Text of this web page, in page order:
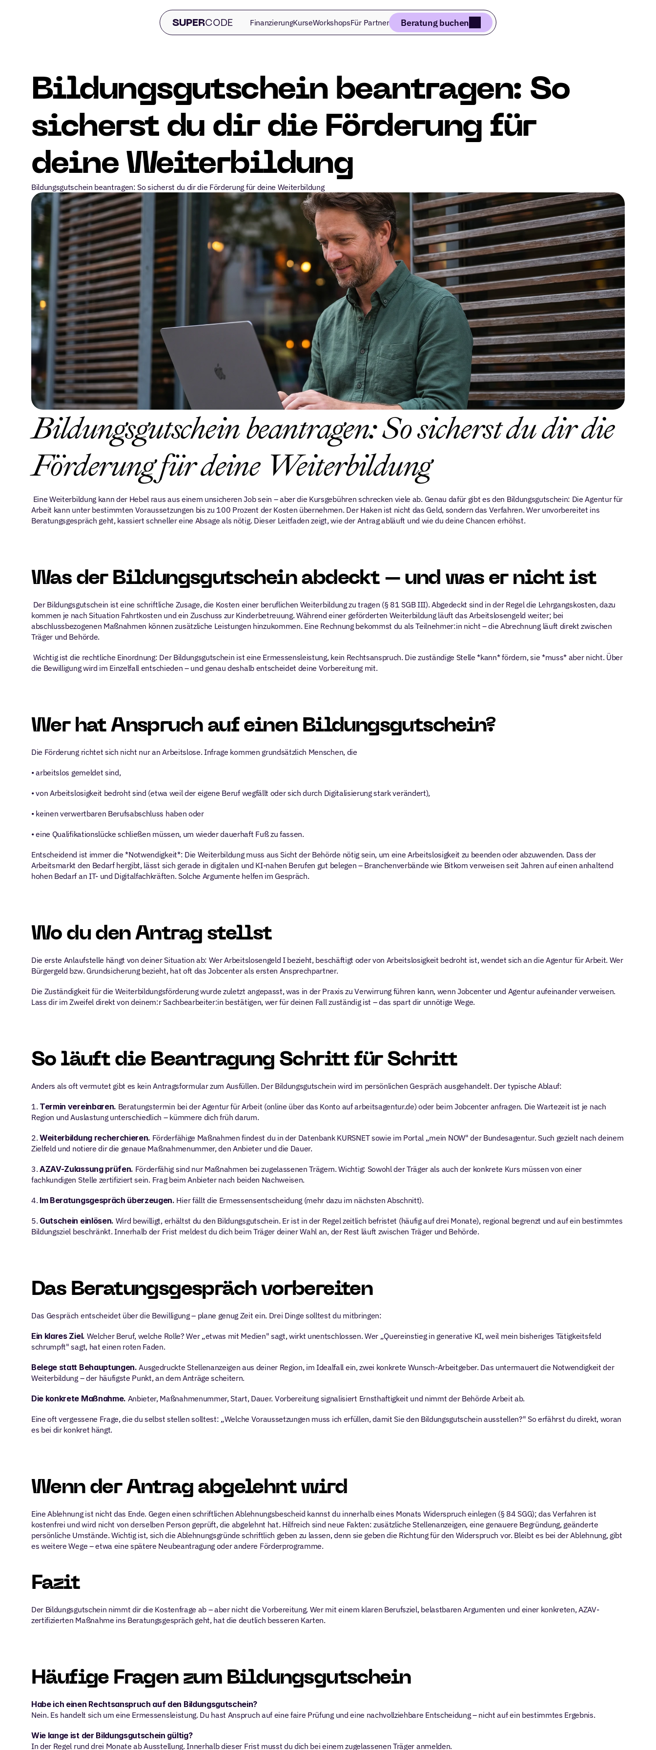
SUPERCODE FinanzierungKurseWorkshopsFür Partner Beratung buchen
Bildungsgutschein beantragen: So
sicherst du dir die Förderung für
deine Weiterbildung
Bildungsgutschein beantragen: So sicherst du dir die Förderung für deine Weiterbildung
Bildungsgutschein beantragen: So sicherst du dir die
Förderung für deine Weiterbildung
Eine Weiterbildung kann der Hebel raus aus einem unsicheren Job sein – aber die Kursgebühren schrecken viele ab. Genau dafür gibt es den Bildungsgutschein: Die Agentur für
Arbeit kann unter bestimmten Voraussetzungen bis zu 100 Prozent der Kosten übernehmen. Der Haken ist nicht das Geld, sondern das Verfahren. Wer unvorbereitet ins
Beratungsgespräch geht, kassiert schneller eine Absage als nötig. Dieser Leitfaden zeigt, wie der Antrag abläuft und wie du deine Chancen erhöhst.
Was der Bildungsgutschein abdeckt – und was er nicht ist
Der Bildungsgutschein ist eine schriftliche Zusage, die Kosten einer beruflichen Weiterbildung zu tragen (§ 81 SGB III). Abgedeckt sind in der Regel die Lehrgangskosten, dazu
kommen je nach Situation Fahrtkosten und ein Zuschuss zur Kinderbetreuung. Während einer geförderten Weiterbildung läuft das Arbeitslosengeld weiter; bei
abschlussbezogenen Maßnahmen können zusätzliche Leistungen hinzukommen. Eine Rechnung bekommst du als Teilnehmer:in nicht – die Abrechnung läuft direkt zwischen
Träger und Behörde.
Wichtig ist die rechtliche Einordnung: Der Bildungsgutschein ist eine Ermessensleistung, kein Rechtsanspruch. Die zuständige Stelle *kann* fördern, sie *muss* aber nicht. Über
die Bewilligung wird im Einzelfall entschieden – und genau deshalb entscheidet deine Vorbereitung mit.
Wer hat Anspruch auf einen Bildungsgutschein?
Die Förderung richtet sich nicht nur an Arbeitslose. Infrage kommen grundsätzlich Menschen, die
• arbeitslos gemeldet sind,
• von Arbeitslosigkeit bedroht sind (etwa weil der eigene Beruf wegfällt oder sich durch Digitalisierung stark verändert),
• keinen verwertbaren Berufsabschluss haben oder
• eine Qualifikationslücke schließen müssen, um wieder dauerhaft Fuß zu fassen.
Entscheidend ist immer die *Notwendigkeit*: Die Weiterbildung muss aus Sicht der Behörde nötig sein, um eine Arbeitslosigkeit zu beenden oder abzuwenden. Dass der
Arbeitsmarkt den Bedarf hergibt, lässt sich gerade in digitalen und KI-nahen Berufen gut belegen – Branchenverbände wie Bitkom verweisen seit Jahren auf einen anhaltend
hohen Bedarf an IT- und Digitalfachkräften. Solche Argumente helfen im Gespräch.
Wo du den Antrag stellst
Die erste Anlaufstelle hängt von deiner Situation ab: Wer Arbeitslosengeld I bezieht, beschäftigt oder von Arbeitslosigkeit bedroht ist, wendet sich an die Agentur für Arbeit. Wer
Bürgergeld bzw. Grundsicherung bezieht, hat oft das Jobcenter als ersten Ansprechpartner.
Die Zuständigkeit für die Weiterbildungsförderung wurde zuletzt angepasst, was in der Praxis zu Verwirrung führen kann, wenn Jobcenter und Agentur aufeinander verweisen.
Lass dir im Zweifel direkt von deinem:r Sachbearbeiter:in bestätigen, wer für deinen Fall zuständig ist – das spart dir unnötige Wege.
So läuft die Beantragung Schritt für Schritt
Anders als oft vermutet gibt es kein Antragsformular zum Ausfüllen. Der Bildungsgutschein wird im persönlichen Gespräch ausgehandelt. Der typische Ablauf:
1. Termin vereinbaren. Beratungstermin bei der Agentur für Arbeit (online über das Konto auf arbeitsagentur.de) oder beim Jobcenter anfragen. Die Wartezeit ist je nach
Region und Auslastung unterschiedlich – kümmere dich früh darum.
2. Weiterbildung recherchieren. Förderfähige Maßnahmen findest du in der Datenbank KURSNET sowie im Portal „mein NOW" der Bundesagentur. Such gezielt nach deinem
Zielfeld und notiere dir die genaue Maßnahmenummer, den Anbieter und die Dauer.
3. AZAV-Zulassung prüfen. Förderfähig sind nur Maßnahmen bei zugelassenen Trägern. Wichtig: Sowohl der Träger als auch der konkrete Kurs müssen von einer
fachkundigen Stelle zertifiziert sein. Frag beim Anbieter nach beiden Nachweisen.
4. Im Beratungsgespräch überzeugen. Hier fällt die Ermessensentscheidung (mehr dazu im nächsten Abschnitt).
5. Gutschein einlösen. Wird bewilligt, erhältst du den Bildungsgutschein. Er ist in der Regel zeitlich befristet (häufig auf drei Monate), regional begrenzt und auf ein bestimmtes
Bildungsziel beschränkt. Innerhalb der Frist meldest du dich beim Träger deiner Wahl an, der Rest läuft zwischen Träger und Behörde.
Das Beratungsgespräch vorbereiten
Das Gespräch entscheidet über die Bewilligung – plane genug Zeit ein. Drei Dinge solltest du mitbringen:
Ein klares Ziel. Welcher Beruf, welche Rolle? Wer „etwas mit Medien" sagt, wirkt unentschlossen. Wer „Quereinstieg in generative KI, weil mein bisheriges Tätigkeitsfeld
schrumpft" sagt, hat einen roten Faden.
Belege statt Behauptungen. Ausgedruckte Stellenanzeigen aus deiner Region, im Idealfall ein, zwei konkrete Wunsch-Arbeitgeber. Das untermauert die Notwendigkeit der
Weiterbildung – der häufigste Punkt, an dem Anträge scheitern.
Die konkrete Maßnahme. Anbieter, Maßnahmenummer, Start, Dauer. Vorbereitung signalisiert Ernsthaftigkeit und nimmt der Behörde Arbeit ab.
Eine oft vergessene Frage, die du selbst stellen solltest: „Welche Voraussetzungen muss ich erfüllen, damit Sie den Bildungsgutschein ausstellen?" So erfährst du direkt, woran
es bei dir konkret hängt.
Wenn der Antrag abgelehnt wird
Eine Ablehnung ist nicht das Ende. Gegen einen schriftlichen Ablehnungsbescheid kannst du innerhalb eines Monats Widerspruch einlegen (§ 84 SGG); das Verfahren ist
kostenfrei und wird nicht von derselben Person geprüft, die abgelehnt hat. Hilfreich sind neue Fakten: zusätzliche Stellenanzeigen, eine genauere Begründung, geänderte
persönliche Umstände. Wichtig ist, sich die Ablehnungsgründe schriftlich geben zu lassen, denn sie geben die Richtung für den Widerspruch vor. Bleibt es bei der Ablehnung, gibt
es weitere Wege – etwa eine spätere Neubeantragung oder andere Förderprogramme.
Fazit
Der Bildungsgutschein nimmt dir die Kostenfrage ab – aber nicht die Vorbereitung. Wer mit einem klaren Berufsziel, belastbaren Argumenten und einer konkreten, AZAV-
zertifizierten Maßnahme ins Beratungsgespräch geht, hat die deutlich besseren Karten.
Häufige Fragen zum Bildungsgutschein
Habe ich einen Rechtsanspruch auf den Bildungsgutschein?
Nein. Es handelt sich um eine Ermessensleistung. Du hast Anspruch auf eine faire Prüfung und eine nachvollziehbare Entscheidung – nicht auf ein bestimmtes Ergebnis.
Wie lange ist der Bildungsgutschein gültig?
In der Regel rund drei Monate ab Ausstellung. Innerhalb dieser Frist musst du dich bei einem zugelassenen Träger anmelden.